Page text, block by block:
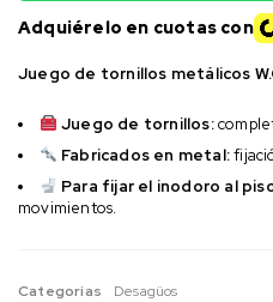
Juego de tornillos metálicos
Juego de tornillos:
Fabricados en metal:
Para fijar el inodoro al
movimientos.
Adquiérelo en cuotas con
Categorias
Desagüos